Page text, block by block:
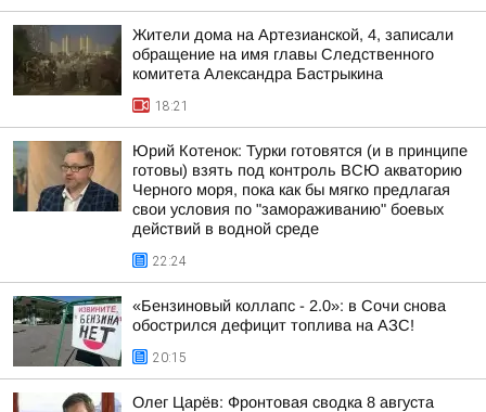
Жители дома на Артезианской, 4, записали
обращение на имя главы Следственного
комитета Александра Бастрыкина
18:21
Юрий Котенок: Турки готовятся (и в принципе
готовы) взять под контроль ВСЮ акваторию
Черного моря, пока как бы мягко предлагая
свои условия по "замораживанию" боевых
действий в водной среде
22:24
«Бензиновый коллапс - 2.0»: в Сочи снова
обострился дефицит топлива на АЗС!
20:15
Олег Царёв: Фронтовая сводка 8 августа